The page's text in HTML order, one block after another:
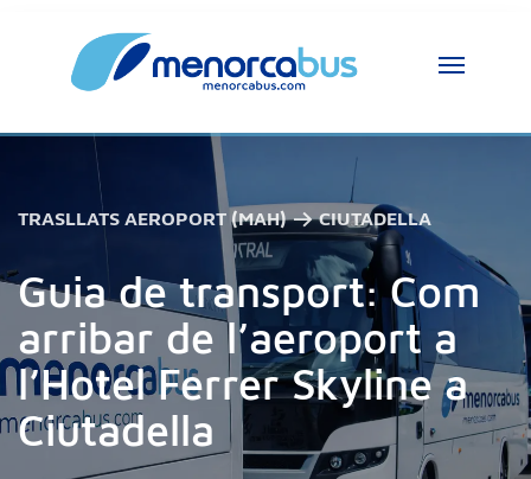
TRASLLATS AEROPORT (MAH) → CIUTADELLA
Guia de transport: Com
arribar de l’aeroport a
l’Hotel Ferrer Skyline a
Ciutadella